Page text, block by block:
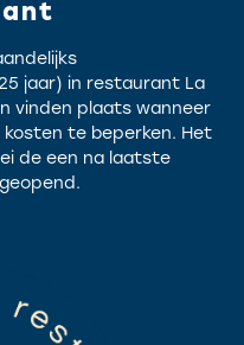
jaar) in restaurant La
vinden plaats wanneer
te beperken. Het
de een na laatste